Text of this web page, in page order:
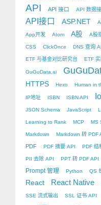
API API 接口 API 数据
API接口 ASP.NET
App开发 Atom A股 A股
CSS ClickOnce DNS 查询
ETF 与基金对比研究台 ETF
GuGuData.ai
HTTPS Hexo Human in
IP地址 ISBN ISBN API
JSON Schema JavaScript
Learning to Rank MCP MS
Markdown Markdown 转 PDF
PDF PDF 摘要 API PDF 结
PII 去除 API PPT 转 PDF API
Prompt 管理
Python QS
React React Native
SSE 流式输出 SSL 证书 API